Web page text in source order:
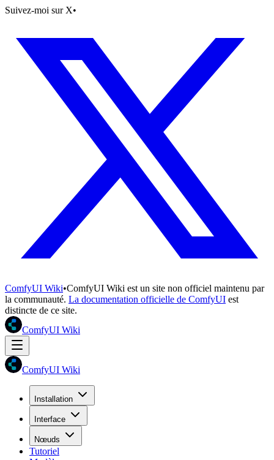
Suivez-moi sur X•
ComfyUI Wiki•ComfyUI Wiki est un site non officiel maintenu par
la communauté. La documentation officielle de ComfyUI est
distincte de ce site.
ComfyUI Wiki
ComfyUI Wiki
Installation
Interface
Nœuds
Tutoriel